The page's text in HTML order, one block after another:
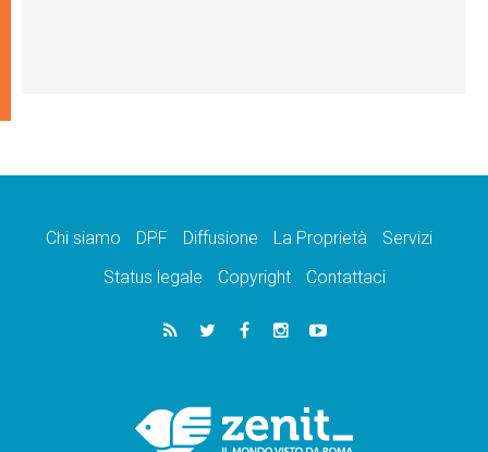
Chi siamo DPF Diffusione La Proprietà
Servizi
Status legale
Copyright Contattaci